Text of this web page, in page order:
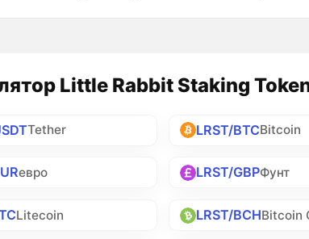
Little Rabbit Staking
Tether LRST/BTCBitcoin
евро LRST/GBPФунт
Litecoin LRST/BCHBitcoin